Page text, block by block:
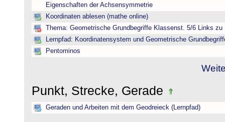
Eigenschaften der Achsensymmetrie
Koordinaten ablesen (mathe online)
Thema: Geometrische Grundbegriffe Klassenst. 5/6 Links
Lernpfad: Koordinatensystem und Geometrische
Pentominos
Punkt, Strecke, Gerade
Geraden und Arbeiten mit dem Geodreieck (Lernpfad)